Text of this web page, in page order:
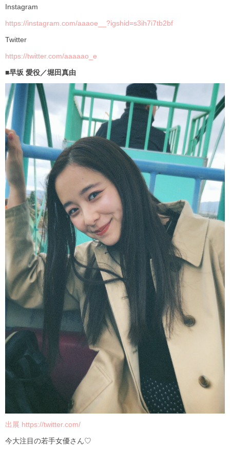
Instagram
https://instagram.com/aaaoe__?igshid=s3ih7i7tb2bf
Twitter
https://twitter.com/aaaaao_e
■早坂 愛役／堀田真由
出展 https://twitter.com/
今大注目の若手女優さん♡